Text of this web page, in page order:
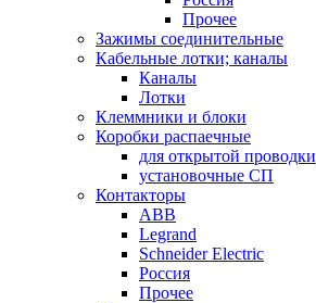
Прочее
Зажимы соединительные
Кабельные лотки; каналы
Каналы
Лотки
Клеммники и блоки
Коробки распаечные
для открытой проводки
установочные СП
Контакторы
ABB
Legrand
Schneider Electric
Россия
Прочее